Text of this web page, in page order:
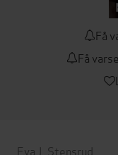
Få
Få
Eva J. Stensrud